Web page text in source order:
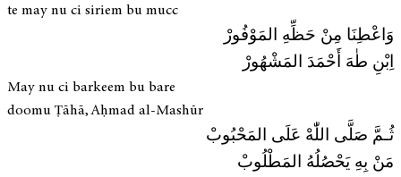
te may nu ci siriem bu mucc
وَاعْطِنَا مِنْ حَظِّهِ المَوْفُورْ
اِبْنِ طٰهَ أَحْمَدَ المَشْهُورْ
May nu ci barkeem bu bare
doomu Ṭāhā, Aḥmad al-Mashūr
ثُـمَّ صَلَّى اللّٰهْ عَلَى المَحْبُوبْ
مَنْ بِهِ يَحْصُلُهُ المَطْلُوبْ